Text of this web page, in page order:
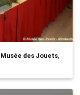
Musée des Jouets,